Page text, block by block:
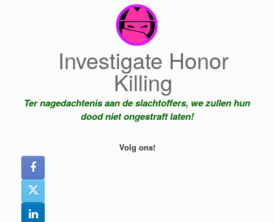
Investigate Honor
Killing
Ter nagedachtenis aan de slachtoffers, we zullen hun
dood niet ongestraft laten!
Volg ons!